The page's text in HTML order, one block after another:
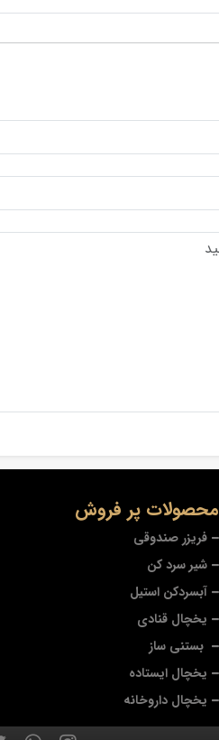
محصولات پر فروش
فریزر صندوقی
شیر سرد کن
آبسردکن استیل
یخچال قنادی
بستنی ساز
یخچال ایستاده
یخچال داروخانه